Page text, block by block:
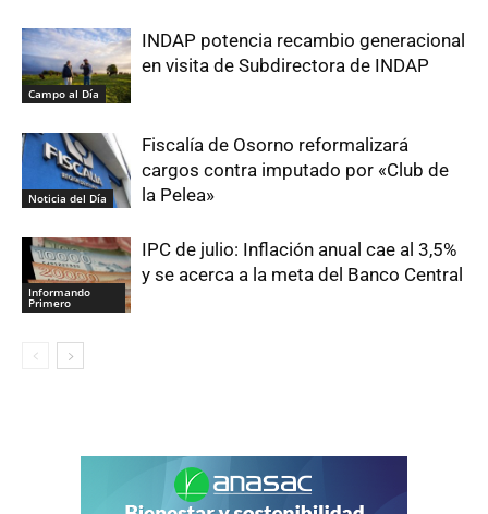
Campo al Día
INDAP potencia recambio generacional
en visita de Subdirectora de INDAP
Noticia del Día
Fiscalía de Osorno reformalizará
cargos contra imputado por «Club de
la Pelea»
Informando
Primero
IPC de julio: Inflación anual cae al 3,5%
y se acerca a la meta del Banco Central